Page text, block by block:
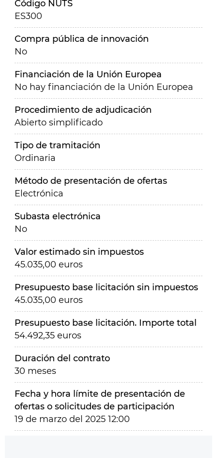
Código NUTS
ES300
Compra pública de innovación
No
Financiación de la Unión Europea
No hay financiación de la Unión Europea
Procedimiento de adjudicación
Abierto simplificado
Tipo de tramitación
Ordinaria
Método de presentación de ofertas
Electrónica
Subasta electrónica
No
Valor estimado sin impuestos
45.035,00 euros
Presupuesto base licitación sin impuestos
45.035,00 euros
Presupuesto base licitación. Importe total
54.492,35 euros
Duración del contrato
30 meses
Fecha y hora límite de presentación de
ofertas o solicitudes de participación
19 de marzo del 2025 12:00